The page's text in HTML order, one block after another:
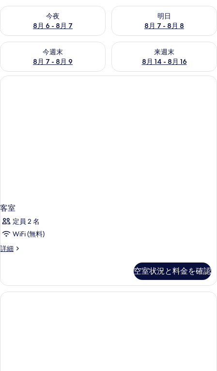
今夜
8月 6 - 8月 7
今夜 8月 6 - 8月 7 の空室状況をチェック
明日
8月 7 - 8月 8
明日 8月 7 - 8月 8 の空室状況
今週末
8月 7 - 8月 9
今週末 8月 7 - 8月 9 の空室状況をチェック
来週末
8月 14 - 8月 16
来週末 8月 14 - 8月 16 の空室
客室
定員 2 名
WiFi (無料)
詳細
客
細
空室状況と料金を確認